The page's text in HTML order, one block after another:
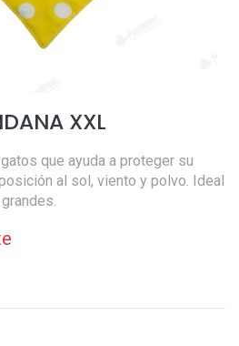
XXL
que ayuda a proteger su
al sol, viento y polvo. Ideal